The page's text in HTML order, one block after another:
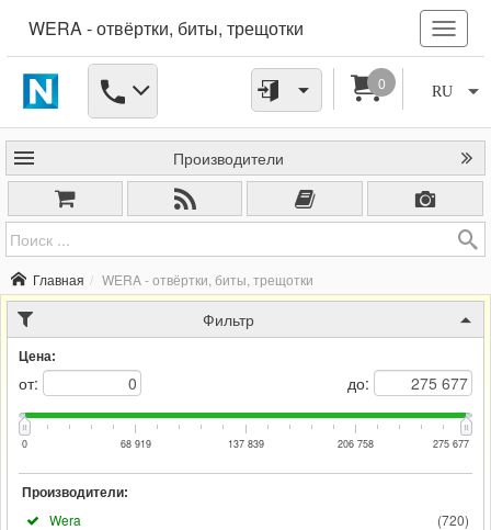
WERA - отвёртки, биты, трещотки
RU
0
Производители
Главная WERA - отвёртки, биты, трещотки
Фильтр
Цена:
от: до:
0 68 919 137 839 206 758 275 677
Производители:
(720)
Wera